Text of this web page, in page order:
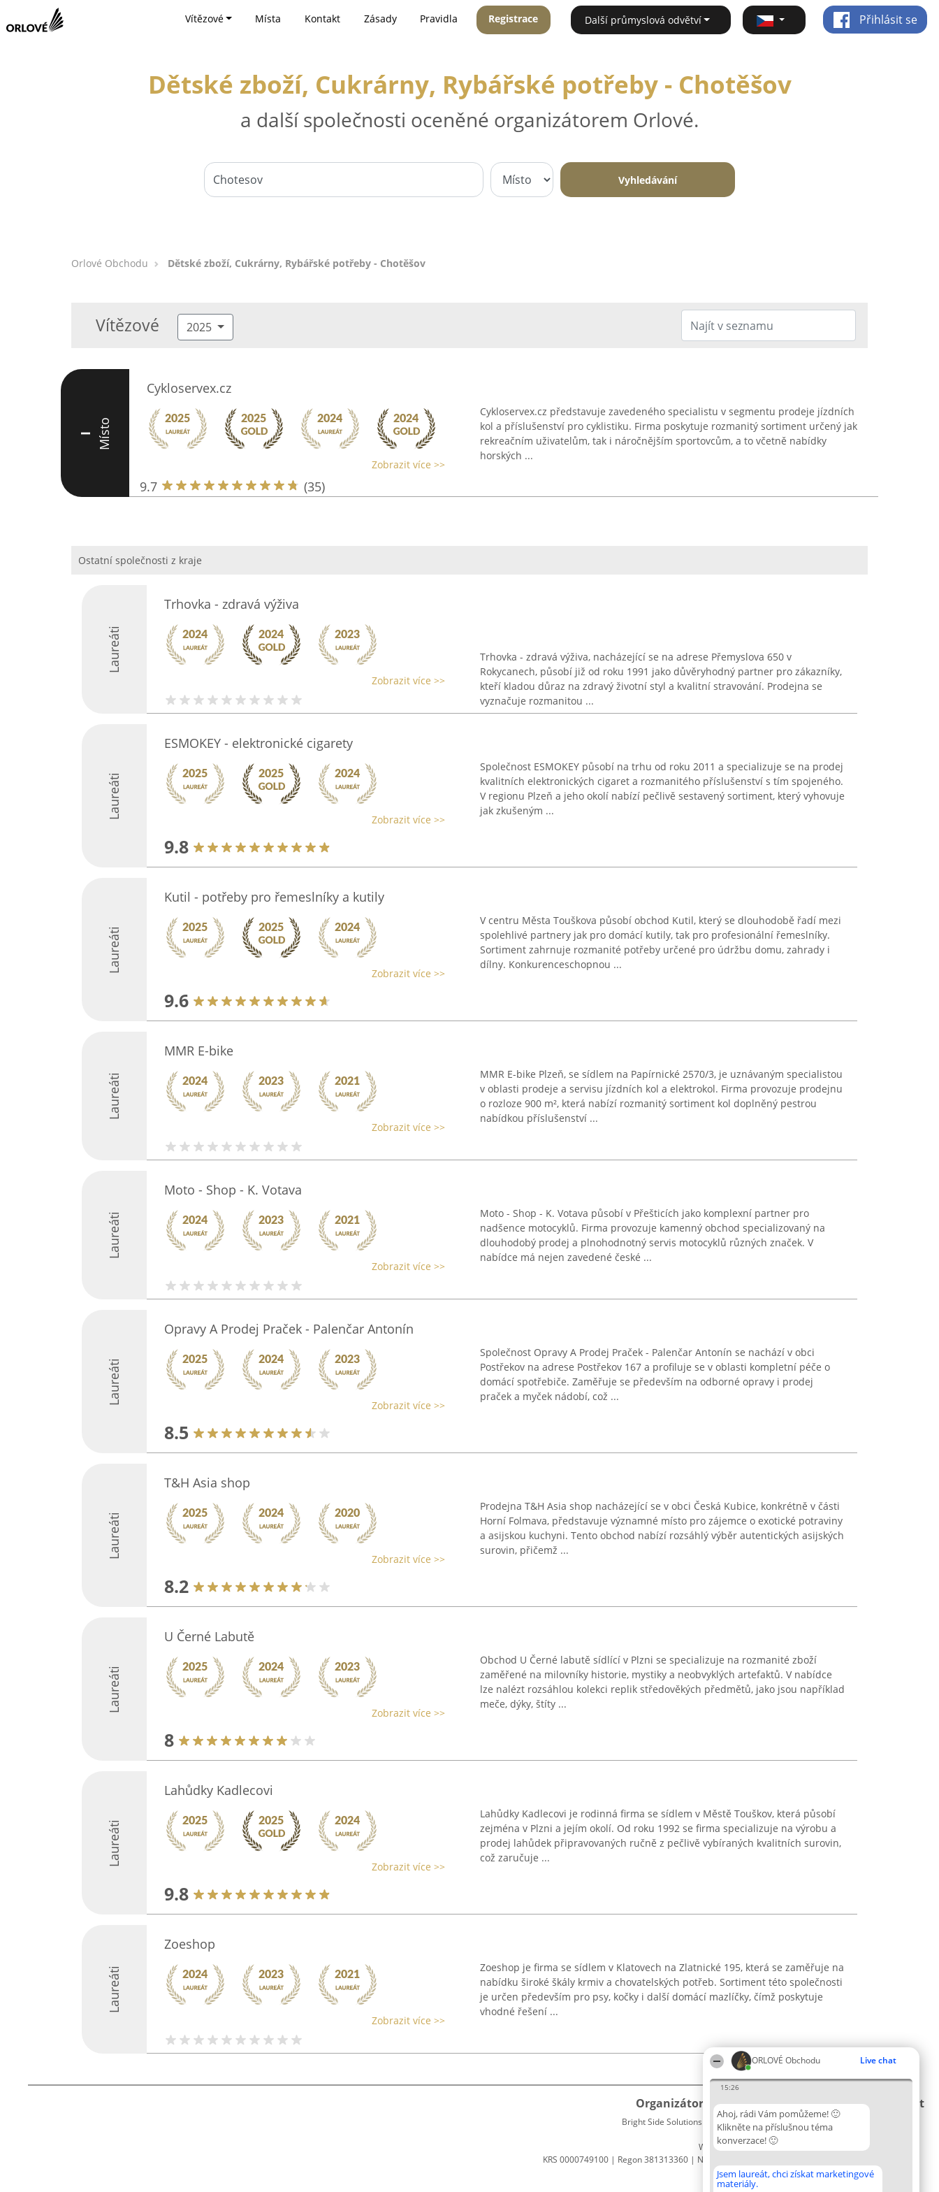
ORLOVÉ Obchodu Live chat
15:26
Ahoj, rádi Vám pomůžeme! 🙂
Klikněte na příslušnou téma
konverzace! 🙂
Jsem laureát, chci získat marketingové
materiály.
Vítězové Místa Kontakt Zásady Pravidla Registrace Další průmyslová odvětví Přihlásit se
Dětské zboží, Cukrárny, Rybářské potřeby - Chotěšov
a další společnosti oceněné organizátorem Orlové.
Vyhledávání
Orlové Obchodu Dětské zboží, Cukrárny, Rybářské potřeby - Chotěšov
Vítězové 2025
I Místo
Cykloservex.cz
Zobrazit více >>
9.7 (35)
Cykloservex.cz představuje zavedeného specialistu v segmentu prodeje jízdních
kol a příslušenství pro cyklistiku. Firma poskytuje rozmanitý sortiment určený jak
rekreačním uživatelům, tak i náročnějším sportovcům, a to včetně nabídky
horských ...
Ostatní společnosti z kraje
Laureáti
Trhovka - zdravá výživa
Zobrazit více >>
Trhovka - zdravá výživa, nacházející se na adrese Přemyslova 650 v
Rokycanech, působí již od roku 1991 jako důvěryhodný partner pro zákazníky,
kteří kladou důraz na zdravý životní styl a kvalitní stravování. Prodejna se
vyznačuje rozmanitou ...
Laureáti
ESMOKEY - elektronické cigarety
Zobrazit více >>
9.8
Společnost ESMOKEY působí na trhu od roku 2011 a specializuje se na prodej
kvalitních elektronických cigaret a rozmanitého příslušenství s tím spojeného.
V regionu Plzeň a jeho okolí nabízí pečlivě sestavený sortiment, který vyhovuje
jak zkušeným ...
Laureáti
Kutil - potřeby pro řemeslníky a kutily
Zobrazit více >>
9.6
V centru Města Touškova působí obchod Kutil, který se dlouhodobě řadí mezi
spolehlivé partnery jak pro domácí kutily, tak pro profesionální řemeslníky.
Sortiment zahrnuje rozmanité potřeby určené pro údržbu domu, zahrady i
dílny. Konkurenceschopnou ...
Laureáti
MMR E-bike
Zobrazit více >>
MMR E-bike Plzeň, se sídlem na Papírnické 2570/3, je uznávaným specialistou
v oblasti prodeje a servisu jízdních kol a elektrokol. Firma provozuje prodejnu
o rozloze 900 m², která nabízí rozmanitý sortiment kol doplněný pestrou
nabídkou příslušenství ...
Laureáti
Moto - Shop - K. Votava
Zobrazit více >>
Moto - Shop - K. Votava působí v Přešticích jako komplexní partner pro
nadšence motocyklů. Firma provozuje kamenný obchod specializovaný na
dlouhodobý prodej a plnohodnotný servis motocyklů různých značek. V
nabídce má nejen zavedené české ...
Laureáti
Opravy A Prodej Praček - Palenčar Antonín
Zobrazit více >>
8.5
Společnost Opravy A Prodej Praček - Palenčar Antonín se nachází v obci
Postřekov na adrese Postřekov 167 a profiluje se v oblasti kompletní péče o
domácí spotřebiče. Zaměřuje se především na odborné opravy i prodej
praček a myček nádobí, což ...
Laureáti
T&H Asia shop
Zobrazit více >>
8.2
Prodejna T&H Asia shop nacházející se v obci Česká Kubice, konkrétně v části
Horní Folmava, představuje významné místo pro zájemce o exotické potraviny
a asijskou kuchyni. Tento obchod nabízí rozsáhlý výběr autentických asijských
surovin, přičemž ...
Laureáti
U Černé Labutě
Zobrazit více >>
8
Obchod U Černé labutě sídlící v Plzni se specializuje na rozmanité zboží
zaměřené na milovníky historie, mystiky a neobvyklých artefaktů. V nabídce
lze nalézt rozsáhlou kolekci replik středověkých předmětů, jako jsou například
meče, dýky, štíty ...
Laureáti
Lahůdky Kadlecovi
Zobrazit více >>
9.8
Lahůdky Kadlecovi je rodinná firma se sídlem v Městě Touškov, která působí
zejména v Plzni a jejím okolí. Od roku 1992 se firma specializuje na výrobu a
prodej lahůdek připravovaných ručně z pečlivě vybíraných kvalitních surovin,
což zaručuje ...
Laureáti
Zoeshop
Zobrazit více >>
Zoeshop je firma se sídlem v Klatovech na Zlatnické 195, která se zaměřuje na
nabídku široké škály krmiv a chovatelských potřeb. Sortiment této společnosti
je určen především pro psy, kočky i další domácí mazlíčky, čímž poskytuje
vhodné řešení ...
Organizátor hlasování
Bright Side Solutions sp. z o. o. sp. k.
ul. Ruska 22
Wrocław 50-079
KRS 0000749100 | Regon 381313360 | NIP 8943132676
Plebiscyt
Vítězové
Seznam
Zásady
Kontakt